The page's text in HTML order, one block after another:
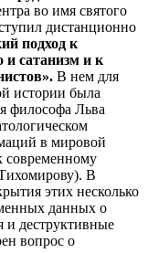
во имя святого
дистанционно
подход к
и сатанизм и к
В нем для
истории была
философа Льва
в мировой
современному
В
этих несколько
данных о
и деструктивные
вопрос о